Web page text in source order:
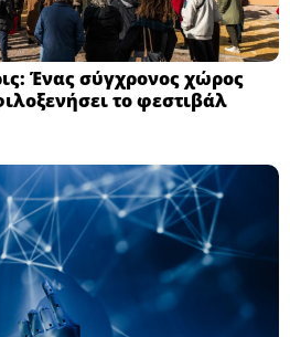
Ένας σύγχρονος χώρος
το φεστιβάλ